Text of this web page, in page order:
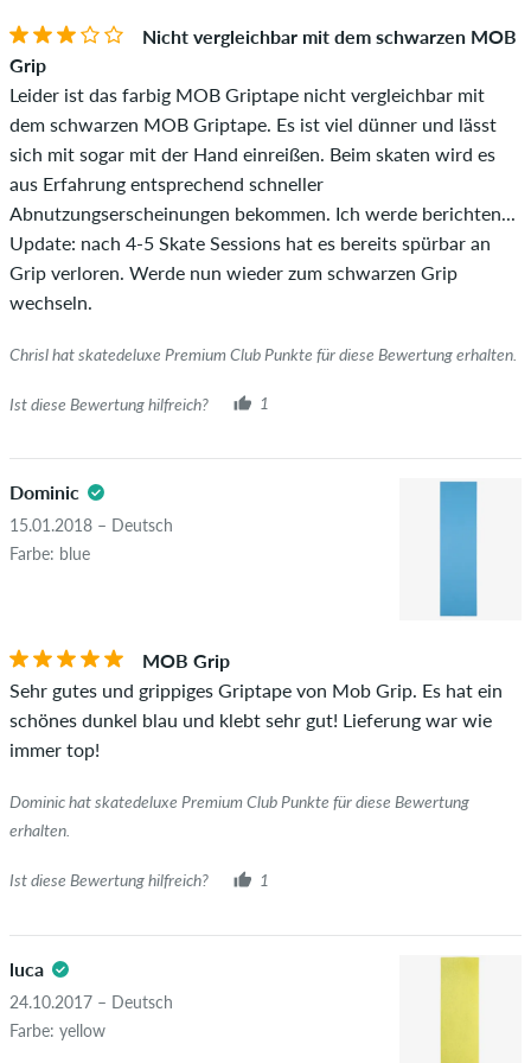
Ob die Bewertung von einer Person stammt, die diesen
Artikel wirklich gekauft hat, erkennst du am grünen Haken
neben dem Namen mit dem Zusatz "Verifizierter Kauf". Bei
diesen Personen wurde der Kauf anhand ihrer Bestellungen
überprüft. Bei Bewertungen ohne grünen Haken, können wir
leider nicht garantieren, dass die Personen den Artikel
wirklich besitzen oder besessen haben.
Nicht vergleichbar mit dem schwarzen MOB
Grip
Leider ist das farbig MOB Griptape nicht vergleichbar mit
dem schwarzen MOB Griptape. Es ist viel dünner und lässt
sich mit sogar mit der Hand einreißen. Beim skaten wird es
aus Erfahrung entsprechend schneller
Abnutzungserscheinungen bekommen. Ich werde berichten...
Update: nach 4-5 Skate Sessions hat es bereits spürbar an
Grip verloren. Werde nun wieder zum schwarzen Grip
wechseln.
Chrisl hat skatedeluxe Premium Club Punkte für diese Bewertung erhalten.
Ist diese Bewertung hilfreich? 1
Dominic
15.01.2018 – Deutsch
Farbe: blue
MOB Grip
Sehr gutes und grippiges Griptape von Mob Grip. Es hat ein
schönes dunkel blau und klebt sehr gut! Lieferung war wie
immer top!
Dominic hat skatedeluxe Premium Club Punkte für diese Bewertung
erhalten.
Ist diese Bewertung hilfreich? 1
luca
24.10.2017 – Deutsch
Farbe: yellow